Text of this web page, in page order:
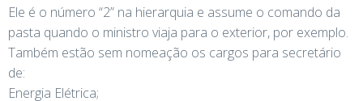
Ele é o número “2” na hierarquia e assume o comando da
pasta quando o ministro viaja para o exterior, por exemplo.
Também estão sem nomeação os cargos para secretário
de:
Energia Elétrica;